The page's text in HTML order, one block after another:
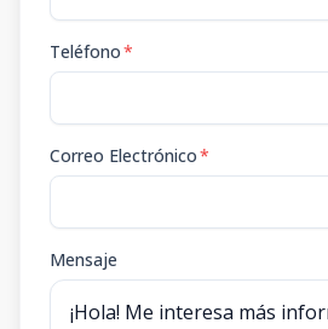
Teléfono*
Correo Electrónico*
Mensaje